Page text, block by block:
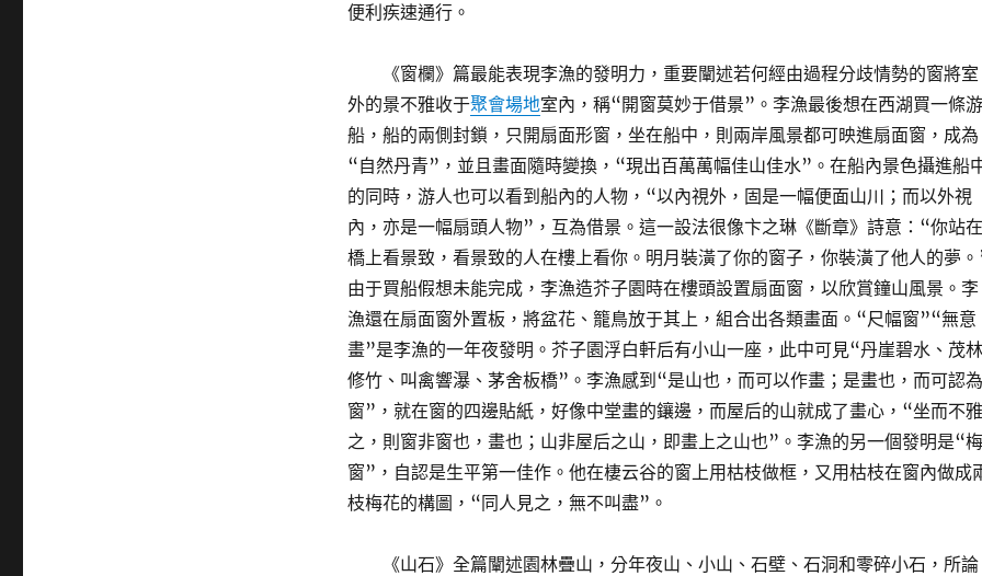
便利疾速通行。
《窗欄》篇最能表現李漁的發明力，重要闡述若何經由過程分歧情勢的窗將室
外的景不雅收于聚會場地室內，稱“開窗莫妙于借景”。李漁最後想在西湖買一條游
船，船的兩側封鎖，只開扇面形窗，坐在船中，則兩岸風景都可映進扇面窗，成為
“自然丹青”，並且畫面隨時變換，“現出百萬萬幅佳山佳水”。在船內景色攝進船
的同時，游人也可以看到船內的人物，“以內視外，固是一幅便面山川；而以外視
內，亦是一幅扇頭人物”，互為借景。這一設法很像卞之琳《斷章》詩意：“你站在
橋上看景致，看景致的人在樓上看你。明月裝潢了你的窗子，你裝潢了他人的夢
由于買船假想未能完成，李漁造芥子園時在樓頭設置扇面窗，以欣賞鐘山風景。李
漁還在扇面窗外置板，將盆花、籠鳥放于其上，組合出各類畫面。“尺幅窗”“無意
畫”是李漁的一年夜發明。芥子園浮白軒后有小山一座，此中可見“丹崖碧水、茂林
修竹、叫禽響瀑、茅舍板橋”。李漁感到“是山也，而可以作畫；是畫也，而可認為
窗”，就在窗的四邊貼紙，好像中堂畫的鑲邊，而屋后的山就成了畫心，“坐而不雅
之，則窗非窗也，畫也；山非屋后之山，即畫上之山也”。李漁的另一個發明是“梅
窗”，自認是生平第一佳作。他在棲云谷的窗上用枯枝做框，又用枯枝在窗內做成
枝梅花的構圖，“同人見之，無不叫盡”。
《山石》全篇闡述園林疊山，分年夜山、小山、石壁、石洞和零碎小石，所論